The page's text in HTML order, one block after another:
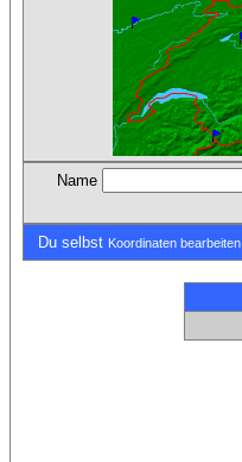
Name
Du selbst Koordinaten bearbeiten